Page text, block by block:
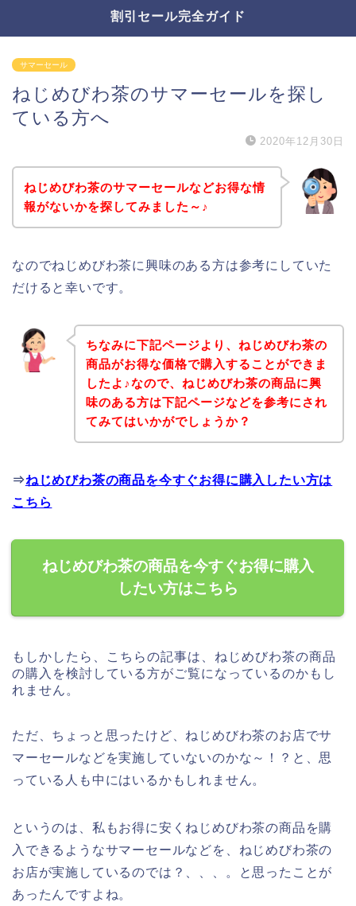
割引セール完全ガイド
サマーセール
ねじめびわ茶のサマーセールを探し
ている方へ
2020年12月30日
ねじめびわ茶のサマーセールなどお得な情
報がないかを探してみました～♪
なのでねじめびわ茶に興味のある方は参考にしていた
だけると幸いです。
ちなみに下記ページより、ねじめびわ茶の
商品がお得な価格で購入することができま
したよ♪なので、ねじめびわ茶の商品に興
味のある方は下記ページなどを参考にされ
てみてはいかがでしょうか？
⇒ねじめびわ茶の商品を今すぐお得に購入したい方は
こちら
ねじめびわ茶の商品を今すぐお得に購入
したい方はこちら
もしかしたら、こちらの記事は、ねじめびわ茶の商品
の購入を検討している方がご覧になっているのかもし
れません。
ただ、ちょっと思ったけど、ねじめびわ茶のお店でサ
マーセールなどを実施していないのかな～！？と、思
っている人も中にはいるかもしれません。
というのは、私もお得に安くねじめびわ茶の商品を購
入できるようなサマーセールなどを、ねじめびわ茶の
お店が実施しているのでは？、、、。と思ったことが
あったんですよね。